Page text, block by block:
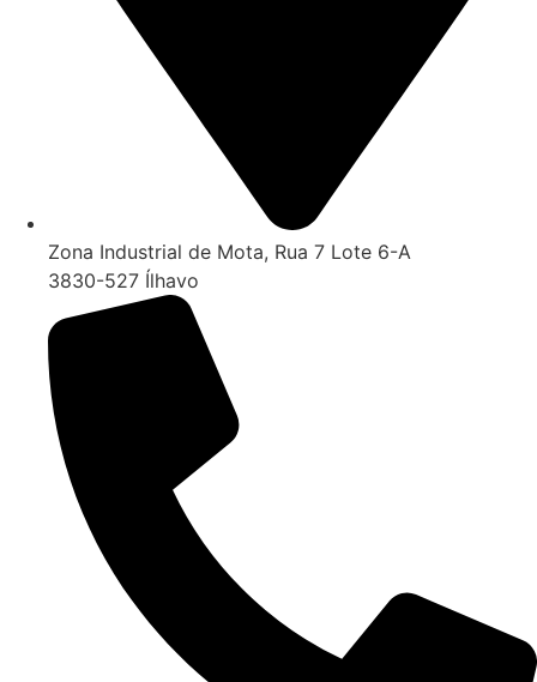
Zona Industrial de Mota, Rua 7 Lote 6-A
3830-527 Ílhavo